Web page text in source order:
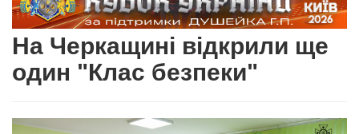
На Черкащині відкрили ще
один "Клас безпеки"